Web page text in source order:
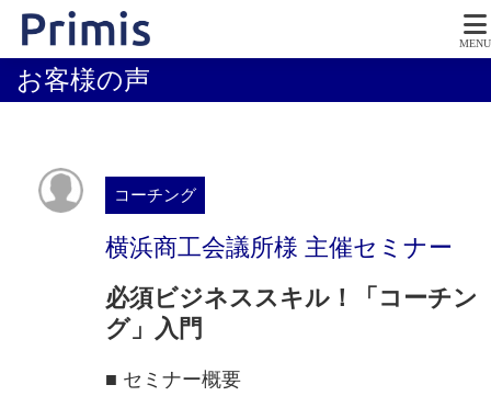
MENU
お客様の声
コーチング
横浜商工会議所様 主催セミナー
必須ビジネススキル！「コーチン
グ」入門
■ セミナー概要